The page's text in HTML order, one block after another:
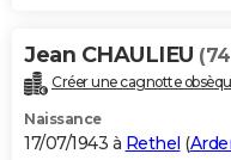
Jean CHAULIEU
Créer une cagnotte
Naissance
17/07/1943 à Rethel (